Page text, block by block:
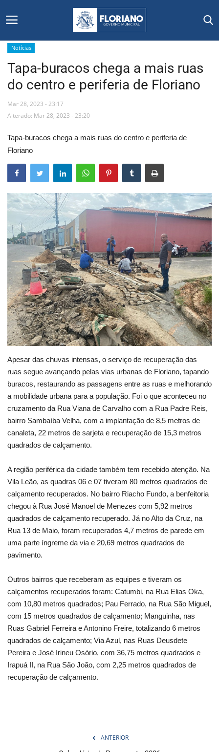
Início
Editais
Floriano
Secretarias e Órgãos
Mural de Licitações
Notícias
Vídeos
Webmail
Contato
Notícias
Tapa-buracos chega a mais ruas
do centro e periferia de Floriano
Mar 28, 2023 - 23:17
Alterado: Mar 28, 2023 - 23:20
Tapa-buracos chega a mais ruas do centro e periferia de
Floriano
Apesar das chuvas intensas, o serviço de recuperação das
ruas segue avançando pelas vias urbanas de Floriano, tapando
buracos, restaurando as passagens entre as ruas e melhorando
a mobilidade urbana para a população. Foi o que aconteceu no
cruzamento da Rua Viana de Carvalho com a Rua Padre Reis,
bairro Sambaíba Velha, com a implantação de 8,5 metros de
canaleta, 22 metros de sarjeta e recuperação de 15,3 metros
quadrados de calçamento.
A região periférica da cidade também tem recebido atenção. Na
Vila Leão, as quadras 06 e 07 tiveram 80 metros quadrados de
calçamento recuperados. No bairro Riacho Fundo, a benfeitoria
chegou à Rua José Manoel de Menezes com 5,92 metros
quadrados de calçamento recuperado. Já no Alto da Cruz, na
Rua 13 de Maio, foram recuperados 4,7 metros de parede em
uma parte íngreme da via e 20,69 metros quadrados de
pavimento.
Outros bairros que receberam as equipes e tiveram os
calçamentos recuperados foram: Catumbi, na Rua Elias Oka,
com 10,80 metros quadrados; Pau Ferrado, na Rua São Miguel,
com 15 metros quadrados de calçamento; Manguinha, nas
Ruas Gabriel Ferreira e Antonino Freire, totalizando 6 metros
quadrados de calçamento; Via Azul, nas Ruas Deusdete
Pereira e José Irineu Osório, com 36,75 metros quadrados e
Irapuá II, na Rua São João, com 2,25 metros quadrados de
recuperação de calçamento.
ANTERIOR